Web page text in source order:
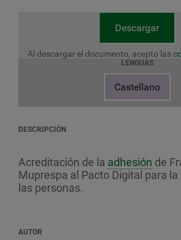
Descargar
Al descargar el documento, acepto las
LENGUAS
Castellano
DESCRIPCIÓN
Acreditación de la adhesión de
Muprespa al Pacto Digital para
las personas.
AUTOR